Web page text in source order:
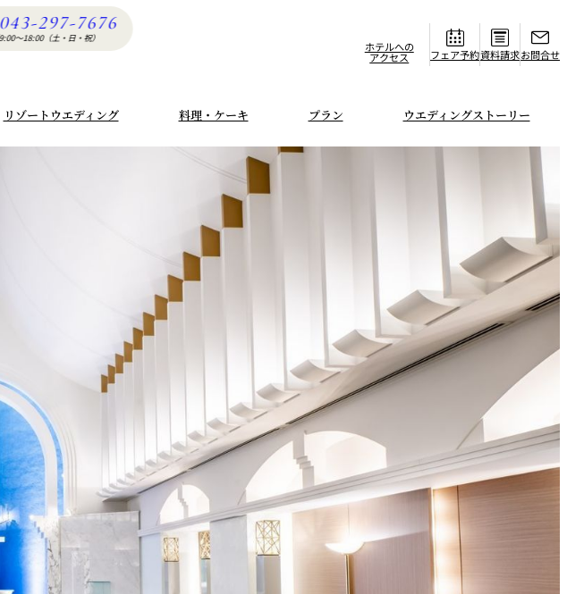
ホテルへの
アクセス フェア 資料請求お問合せ
リゾートウエディング 料理・ケーキ プラン ウエディングストーリー
043-297-7676
〜18:00（土・日・祝）